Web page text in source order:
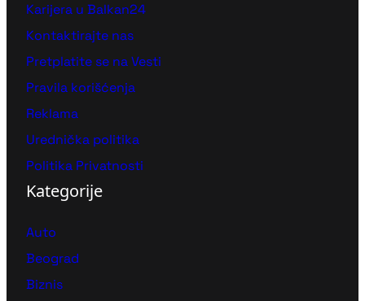
Karijera u Balkan24
Kontaktirajte nas
Pretplatite se na Vesti
Pravila korišćenja
Reklama
Urednička politika
Politika Privatnosti
Kategorije
Auto
Beograd
Biznis